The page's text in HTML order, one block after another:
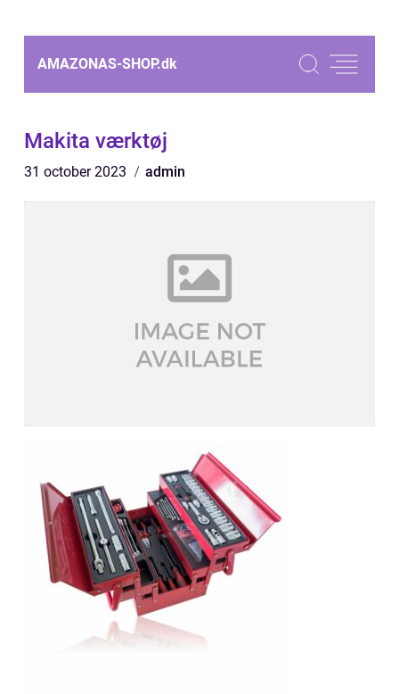
AMAZONAS-SHOP.dk
Makita værktøj
31 october 2023 admin